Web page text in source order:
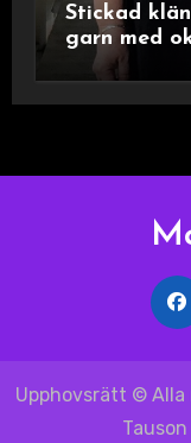
Stickad
garn med
Upphovsrätt © Alla
Tauson